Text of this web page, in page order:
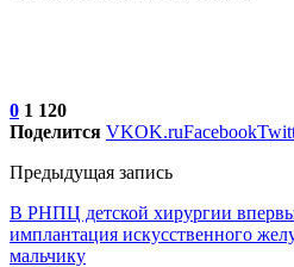
0 1 120
Поделится VKOK.ruFacebook
Предыдущая запись
В РНПЦ детской хирургии
имплантация искусственного
мальчику